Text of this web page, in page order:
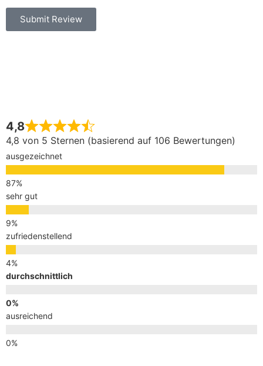
Submit Review
4,8
4,8 von 5 Sternen (basierend auf 106 Bewertungen)
ausgezeichnet
sehr gut
zufriedenstellend
durchschnittlich
ausreichend